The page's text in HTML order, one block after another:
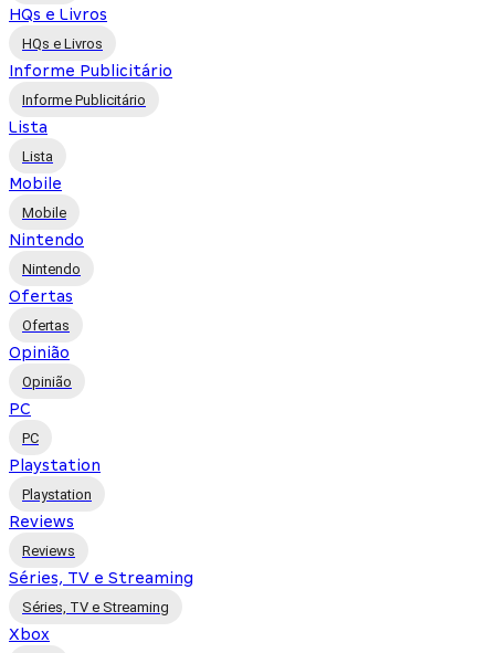
HQs e Livros
HQs e Livros
Informe Publicitário
Informe Publicitário
Lista
Lista
Mobile
Mobile
Nintendo
Nintendo
Ofertas
Ofertas
Opinião
Opinião
PC
PC
Playstation
Playstation
Reviews
Reviews
Séries, TV e Streaming
Séries, TV e Streaming
Xbox